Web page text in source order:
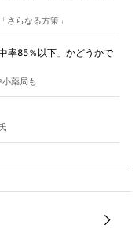
さらなる方策」
率85％以下」かどうかで
薬局も